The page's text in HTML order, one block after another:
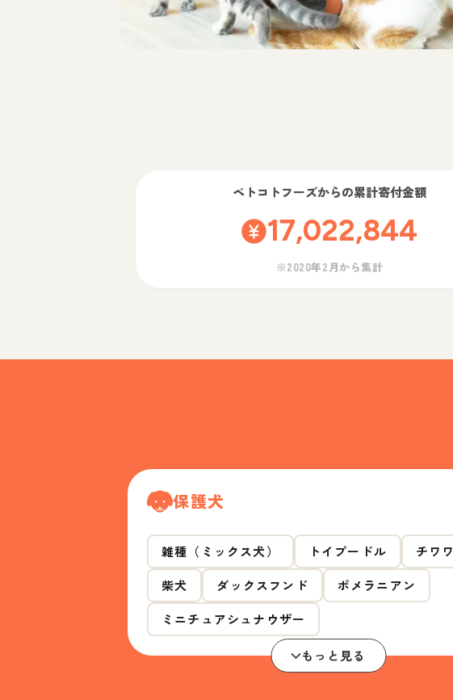
ペトコトフーズからの累計寄付金額
17,022,844
※2020年2月から集計
保護犬
雑種（ミックス犬） トイプードル
チワワ
柴犬
ダックスフンド
ポメラニアン
ミニチュアシュナウザー
もっと見る